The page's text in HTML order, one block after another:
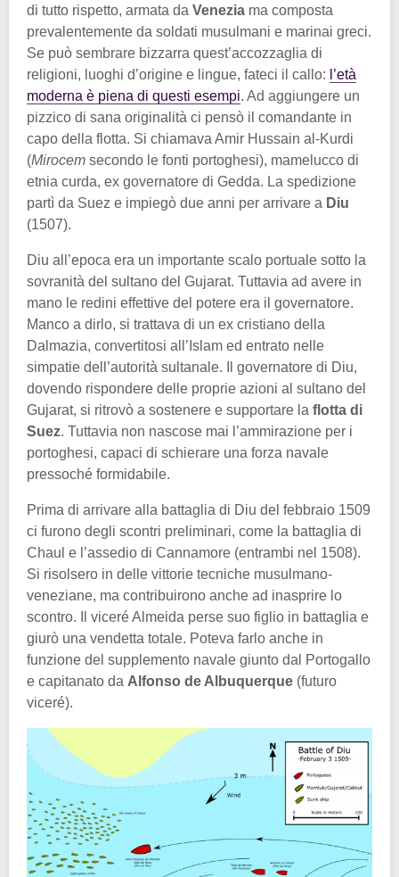
di tutto rispetto, armata da Venezia ma composta
prevalentemente da soldati musulmani e marinai greci.
Se può sembrare bizzarra quest’accozzaglia di
religioni, luoghi d’origine e lingue, fateci il callo: l’età
moderna è piena di questi esempi. Ad aggiungere un
pizzico di sana originalità ci pensò il comandante in
capo della flotta. Si chiamava Amir Hussain al-Kurdi
(Mirocem secondo le fonti portoghesi), mamelucco di
etnia curda, ex governatore di Gedda. La spedizione
partì da Suez e impiegò due anni per arrivare a Diu
(1507).
Diu all’epoca era un importante scalo portuale sotto la
sovranità del sultano del Gujarat. Tuttavia ad avere in
mano le redini effettive del potere era il governatore.
Manco a dirlo, si trattava di un ex cristiano della
Dalmazia, convertitosi all’Islam ed entrato nelle
simpatie dell’autorità sultanale. Il governatore di Diu,
dovendo rispondere delle proprie azioni al sultano del
Gujarat, si ritrovò a sostenere e supportare la flotta di
Suez. Tuttavia non nascose mai l’ammirazione per i
portoghesi, capaci di schierare una forza navale
pressoché formidabile.
Prima di arrivare alla battaglia di Diu del febbraio 1509
ci furono degli scontri preliminari, come la battaglia di
Chaul e l’assedio di Cannamore (entrambi nel 1508).
Si risolsero in delle vittorie tecniche musulmano-
veneziane, ma contribuirono anche ad inasprire lo
scontro. Il viceré Almeida perse suo figlio in battaglia e
giurò una vendetta totale. Poteva farlo anche in
funzione del supplemento navale giunto dal Portogallo
e capitanato da Alfonso de Albuquerque (futuro
viceré).